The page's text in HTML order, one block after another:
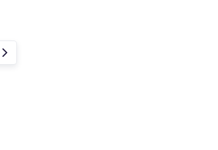
velký stříbrný